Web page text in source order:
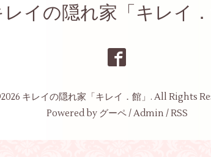
レイの隠れ家「キレイ．
キレイの隠れ家「キレイ．館」 . All Rights
Powered by グーペ/Admin /RSS